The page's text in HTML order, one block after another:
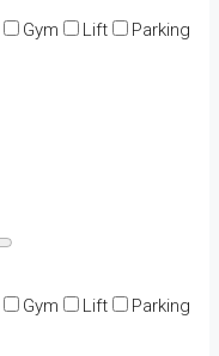
Gym Lift
Parking
Gym Lift
Parking